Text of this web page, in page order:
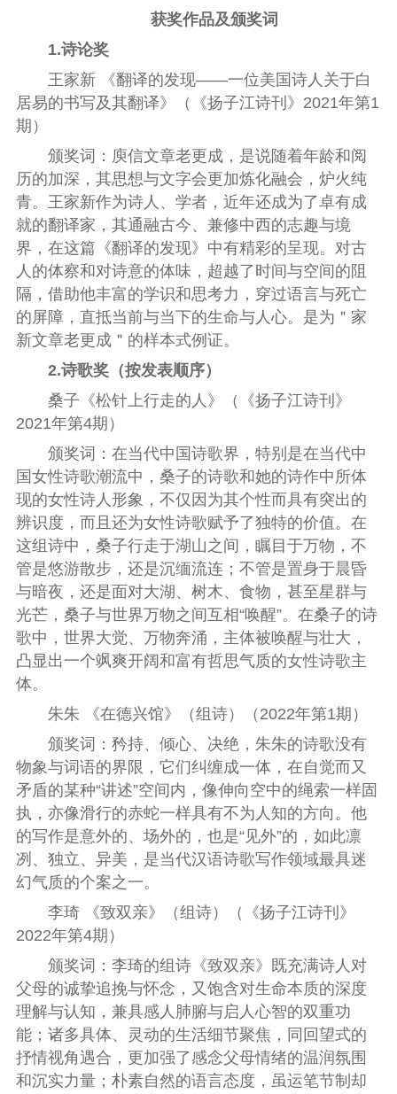
获奖作品及颁奖词
1.诗论奖
王家新
《翻译的发现——一位美国诗人关于白
居易的书写及其翻译》
（
《扬子江诗刊》2021年第1
期 ）
颁奖词： 庾信文章老更成，是说随着年龄和阅
历的加深，其思想与文字会更加炼化融会，炉火纯
青。王家新作为诗人、学者，近年还成为了卓有成
就的翻译家，其通融古今、兼修中西的志趣与境
界，在这篇《翻译的发现》中有精彩的呈现。对古
人的体察和对诗意的体味，超越了时间与空间的阻
隔，借助他丰富的学识和思考力，穿过语言与死亡
的屏障，直抵当前与当下的生命与人心。是为＂家
新文章老更成＂的样本式例证。
2.诗歌奖（按发表顺序）
桑子《松针上行走的人》
（
《扬子江诗刊》
2021年第4期 ）
颁奖词： 在当代中国诗歌界，特别是在当代中
国女性诗歌潮流中，桑子的诗歌和她的诗作中所体
现的女性诗人形象，不仅因为其个性而具有突出的
辨识度，而且还为女性诗歌赋予了独特的价值。在
这组诗中，桑子行走于湖山之间，瞩目于万物，不
管是悠游散步，还是沉缅流连；不管是置身于晨昏
与暗夜，还是面对大湖、树木、食物，甚至星群与
光芒，桑子与世界万物之间互相“唤醒”。在桑子的诗
歌中，世界大觉、万物奔涌，主体被唤醒与壮大，
凸显出一个飒爽开阔和富有哲思气质的女性诗歌主
体。
朱朱
《在德兴馆》 （组诗） （ 2022年第1期 ）
颁奖词： 矜持、倾心、决绝，朱朱的诗歌没有
物象与词语的界限，它们纠缠成一体，在自觉而又
矛盾的某种“讲述”空间内，像伸向空中的绳索一样固
执，亦像滑行的赤蛇一样具有不为人知的方向。他
的写作是意外的、场外的，也是“见外”的，如此凛
冽、独立、异美，是当代汉语诗歌写作领域最具迷
幻气质的个案之一。
李琦
《致双亲》 （组诗） （
《扬子江诗刊》
2022年第4期 ）
颁奖词： 李琦的组诗《致双亲》既充满诗人对
父母的诚挚追挽与怀念，又饱含对生命本质的深度
理解与认知，兼具感人肺腑与启人心智的双重功
能；诸多具体、灵动的生活细节聚焦，同回望式的
抒情视角遇合，更加强了感念父母情绪的温润氛围
和沉实力量；朴素自然的语言态度，虽运笔节制却